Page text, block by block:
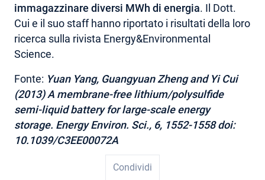
immagazzinare diversi MWh di energia. Il Dott.
Cui e il suo staff hanno riportato i risultati della loro
ricerca sulla rivista Energy&Environmental
Science.
Fonte: Yuan Yang, Guangyuan Zheng and Yi Cui
(2013) A membrane-free lithium/polysulfide
semi-liquid battery for large-scale energy
storage. Energy Environ. Sci., 6, 1552-1558 doi:
10.1039/C3EE00072A
Condividi